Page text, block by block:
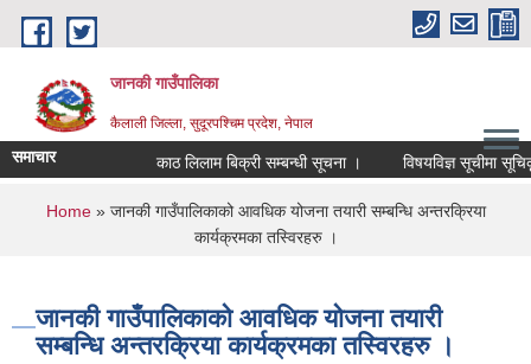
Skip to main content
जानकी गाउँपालिका
कैलाली जिल्ला, सुदूरपश्चिम प्रदेश, नेपाल
समाचार काठ लिलाम बिक्री सम्बन्धी सूचना । विषयविज्ञ सूचीमा
You are here
Home» जानकी गाउँपालिकाको आवधिक योजना तयारी सम्बन्धि अन्तरक्रिया
कार्यक्रमका तस्विरहरु ।
जानकी गाउँपालिकाको आवधिक योजना तयारी
सम्बन्धि अन्तरक्रिया कार्यक्रमका तस्विरहरु ।